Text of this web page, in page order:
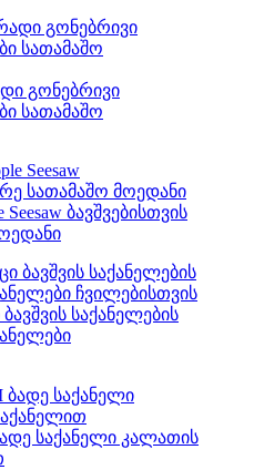
გონებრივი
სათამაშო
Seesaw ბავშვებისთვის
საქანელების
საქანელი კალათის